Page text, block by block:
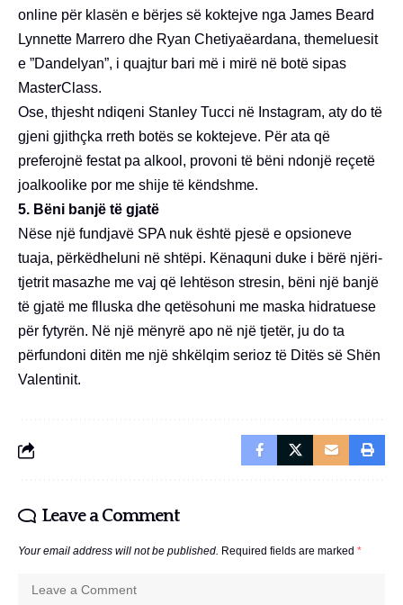
online për klasën e bërjes së koktejve nga James Beard
Lynnette Marrero dhe Ryan Chetiyaëardana, themeluesit
e ”Dandelyan”, i quajtur bari më i mirë në botë sipas
MasterClass.
Ose, thjesht ndiqeni Stanley Tucci në Instagram, aty do të
gjeni gjithçka rreth botës se koktejeve. Për ata që
preferojnë festat pa alkool, provoni të bëni ndonjë reçetë
joalkoolike por me shije të këndshme.
5. Bëni banjë të gjatë
Nëse një fundjavë SPA nuk është pjesë e opsioneve
tuaja, përkëdheluni në shtëpi. Kënaquni duke i bërë njëri-
tjetrit masazhe me vaj që lehtëson stresin, bëni një banjë
të gjatë me flluska dhe qetësohuni me maska hidratuese
për fytyrën. Në një mënyrë apo në një tjetër, ju do ta
përfundoni ditën me një shkëlqim serioz të Ditës së Shën
Valentinit.
Leave a Comment
Your email address will not be published. Required fields are marked *